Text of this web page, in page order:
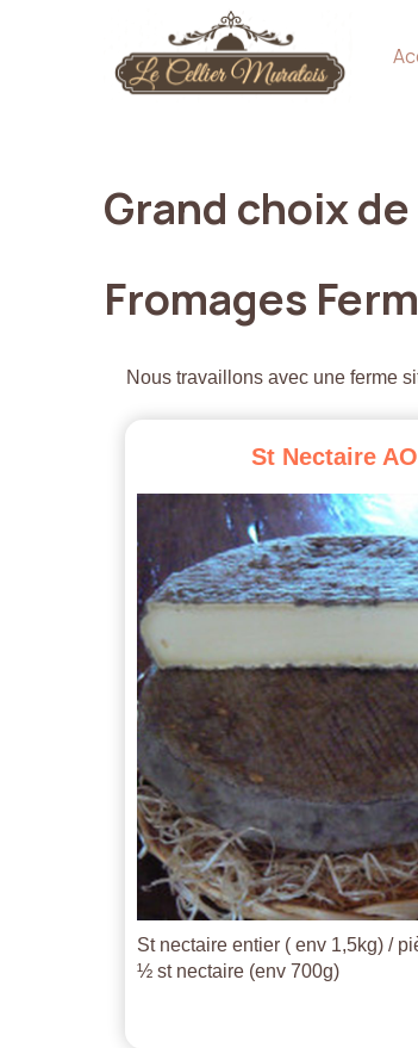
Grand choixde
Fromages
Nous travaillons avec une ferme
St Nectaire
St nectaire entier ( env 1,5kg) /
½ st nectaire (env 700g)